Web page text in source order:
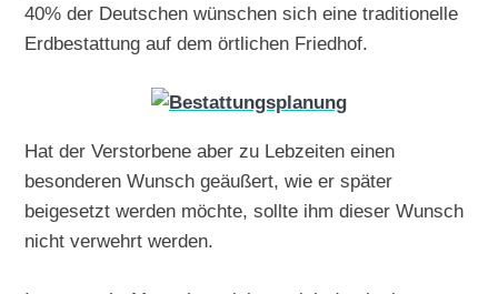
40% der Deutschen wünschen sich eine traditionelle
Erdbestattung auf dem örtlichen Friedhof.
Hat der Verstorbene aber zu Lebzeiten einen
besonderen Wunsch geäußert, wie er später
beigesetzt werden möchte, sollte ihm dieser Wunsch
nicht verwehrt werden.